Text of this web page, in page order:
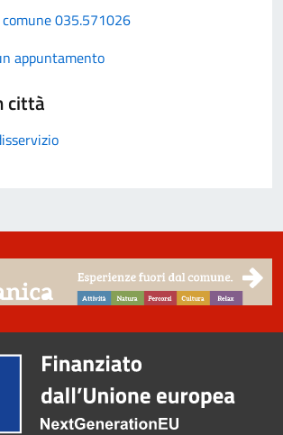
035.571026
appuntamento
città